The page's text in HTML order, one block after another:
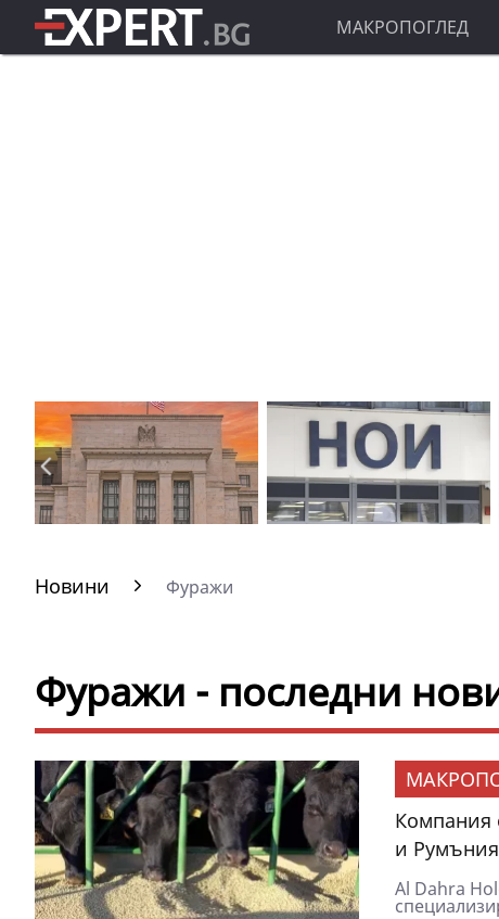
МАКРОПОГЛЕД
Новини Фуражи
Фуражи - последни
Компания
и Румъния
Al Dahra